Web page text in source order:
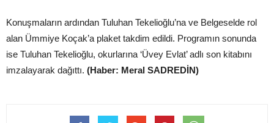
Konuşmaların ardından Tuluhan Tekelioğlu’na ve Belgeselde rol
alan Ümmiye Koçak’a plaket takdim edildi. Programın sonunda
ise Tuluhan Tekelioğlu, okurlarına ‘Üvey Evlat’ adlı son kitabını
imzalayarak dağıttı. (Haber: Meral SADREDİN)